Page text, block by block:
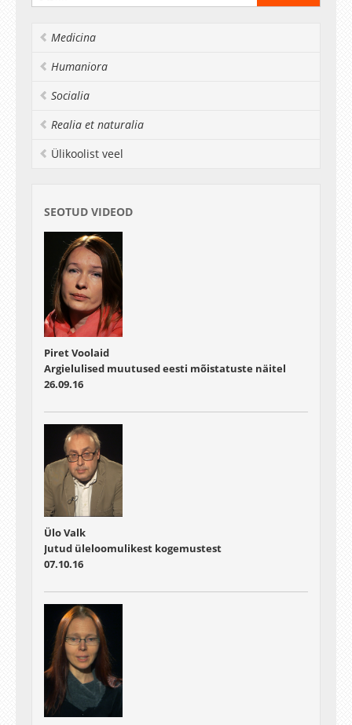
Medicina
Humaniora
Socialia
Realia et naturalia
Ülikoolist veel
SEOTUD VIDEOD
Piret Voolaid
Argielulised muutused eesti mõistatuste näitel
26.09.16
Ülo Valk
Jutud üleloomulikest kogemustest
07.10.16